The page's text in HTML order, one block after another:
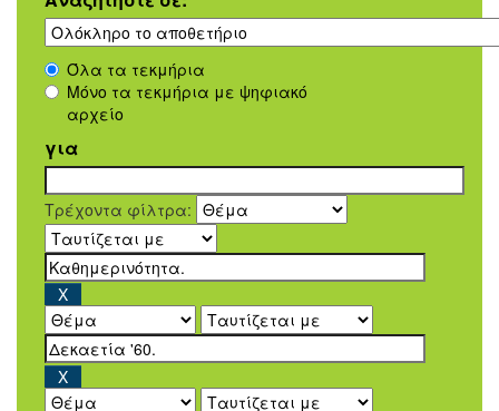
Όλα τα τεκμήρια
Μόνο τα τεκμήρια με ψηφιακό
αρχείο
για
Τρέχοντα φίλτρα: